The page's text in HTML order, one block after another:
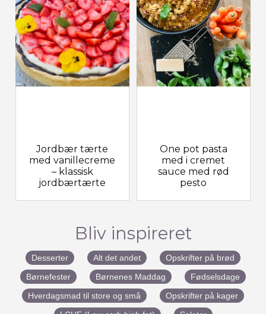
Jordbær tærte
med vanillecreme
– klassisk
jordbærtærte
One pot pasta
med i cremet
sauce med rød
pesto
Bliv inspireret
Desserter Alt det andet
Opskrifter på brød
Børnefester
Børnenes Maddag
Fødselsdage
Hverdagsmad til store og små
Opskrifter på kager